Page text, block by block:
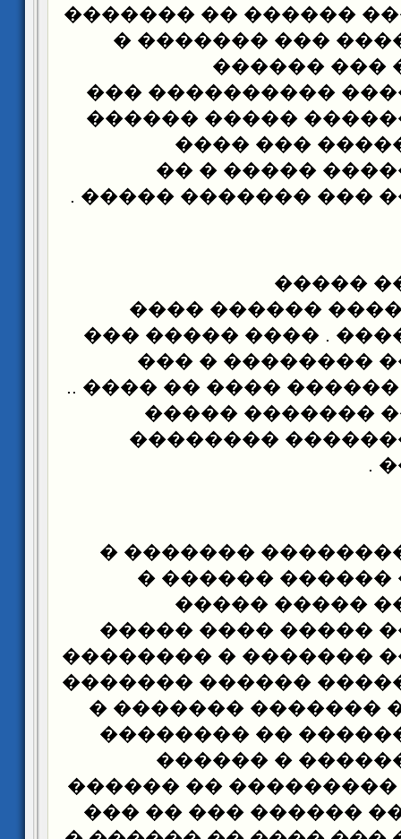
������ - �� ���
�� ���� �������
��� �����
�������� �����
��������� ������
������ �
��������
����� ������ ���
���
��������������
������� �� ���� .
������ �����
���� ����� ( ������
) ��� ����� ��
������
���� �����
������ ����
����� ��� ���
�������� ���
������ �����
��� ����� ������
� ���� ��� ��
��� ����� �������
�� �����
����������
� �� ��� �����